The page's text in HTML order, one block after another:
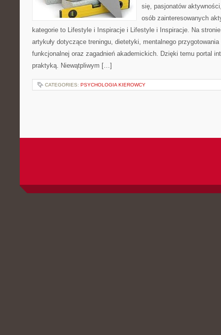
się, pasjonatów
osób zainteresowanych
kategorie to Lifestyle i Inspiracje i Lifestyle i Inspiracje. Na
artykuły dotyczące treningu, dietetyki, mentalnego
funkcjonalnej oraz zagadnień akademickich. Dzięki temu portal
praktyką. Niewątpliwym […]
CATEGORIES: PSYCHOLOGIA KIEROWCY